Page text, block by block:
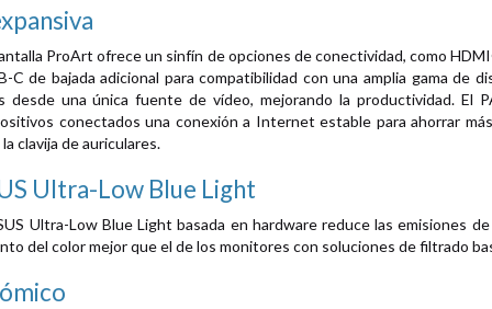
ProArt ofrece un sinfín de opciones de conectividad, como
C de bajada adicional para compatibilidad con una amplia gama de
desde una única fuente de vídeo, mejorando la productividad. El
conectados una conexión a Internet estable para ahorrar
clavija de auriculares.
Ultra-Low Blue Light
Ultra-Low Blue Light basada en hardware reduce las emisiones
del color mejor que el de los monitores con soluciones de filtrado